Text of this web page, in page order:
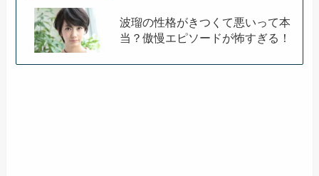
波瑠の性格がきつくて悪いって本
当？傲慢エピソードが怖すぎる！